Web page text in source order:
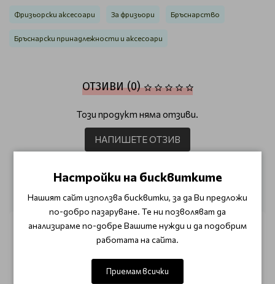
Фризьорски аксесоари За фризьори Бръснарство
Бръснарски принадлежности и аксесоари
ОТЗИВИ (0)
Този продукт няма отзиви.
НАПИШЕТЕ ОТЗИВ
ОЩЕ ОТ КАТЕГОРИЯТА
Настройки на бисквитките
Нашият сайт използва бисквитки, за да Ви предложи
по-добро пазаруване. Те ни позволяват да
анализираме по-добре Вашите нужди и да подобрим
работата на сайта.
Приемам всички